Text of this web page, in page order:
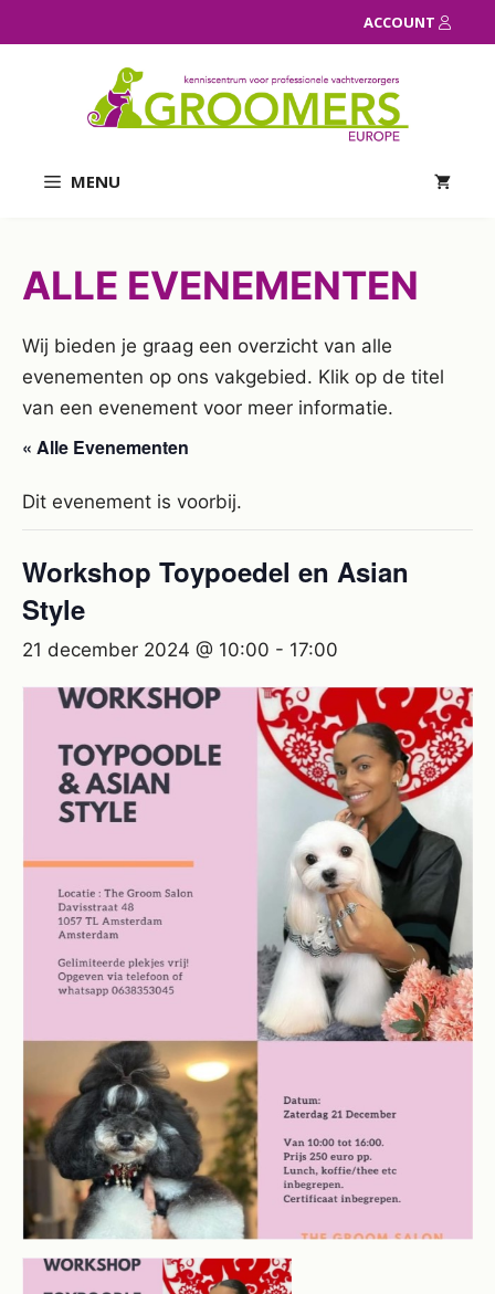
naar
ACCOUNT
MENU
ALLE EVENEMENTEN
Wij bieden je graag een overzicht van alle
evenementen op ons vakgebied. Klik op de titel
van een evenement voor meer informatie.
« Alle Evenementen
Dit evenement is voorbij.
Workshop Toypoedel en Asian
Style
21 december 2024 @ 10:00 - 17:00